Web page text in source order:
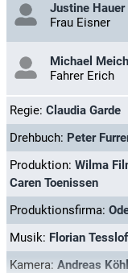
Justine Hauer
Frau Eisner
Michael
Fahrer Erich
Regie: Claudia Garde
Drehbuch: Peter
Produktion: Wilma
Caren Toenissen
Produktionsfirma:
Musik: Florian
Kamera: Andreas